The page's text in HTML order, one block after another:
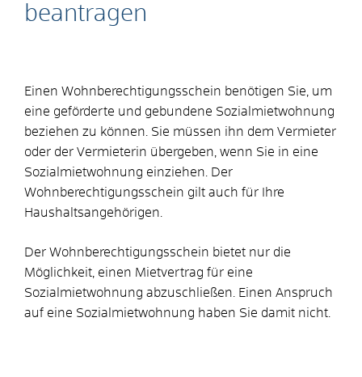
beantragen
Einen Wohnberechtigungsschein benötigen Sie, um
eine geförderte und gebundene Sozialmietwohnung
beziehen zu können. Sie müssen ihn dem Vermieter
oder der Vermieterin übergeben, wenn Sie in eine
Sozialmietwohnung einziehen. Der
Wohnberechtigungsschein gilt auch für Ihre
Haushaltsangehörigen.
Der Wohnberechtigungsschein bietet nur die
Möglichkeit, einen Mietvertrag für eine
Sozialmietwohnung abzuschließen. Einen Anspruch
auf eine Sozialmietwohnung haben Sie damit nicht.